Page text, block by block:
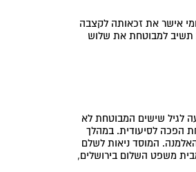
אישר את זכאותה לקצבה
תשיב למבוטחת את שלוש
לגיל שישים המבוטחת לא
הפכה לסיעודית. במהלך
המוסד ניאות לשלם
משפט השלום בירושלים,